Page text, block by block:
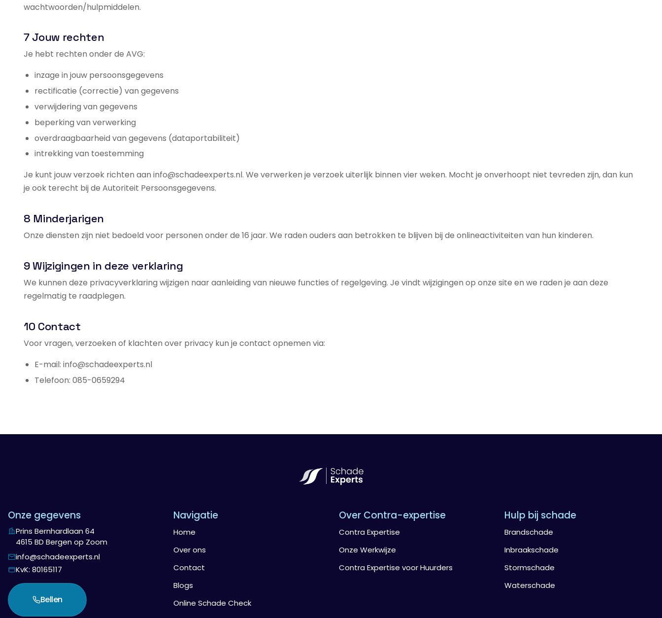
wachtwoorden/hulpmiddelen.
7 Jouw rechten
Je hebt rechten onder de AVG:
inzage in jouw persoonsgegevens
rectificatie (correctie) van gegevens
verwijdering van gegevens
beperking van verwerking
overdraagbaarheid van gegevens (dataportabiliteit)
intrekking van toestemming
Je kunt jouw verzoek richten aan info@schadeexperts.nl. We verwerken je verzoek uiterlijk binnen vier weken. Mocht je onverhoopt niet tevreden zijn, dan kun
je ook terecht bij de Autoriteit Persoonsgegevens.
8 Minderjarigen
Onze diensten zijn niet bedoeld voor personen onder de 16 jaar. We raden ouders aan betrokken te blijven bij de onlineactiviteiten van hun kinderen.
9 Wijzigingen in deze verklaring
We kunnen deze privacyverklaring wijzigen naar aanleiding van nieuwe functies of regelgeving. Je vindt wijzigingen op onze site en we raden je aan deze
regelmatig te raadplegen.
10 Contact
Voor vragen, verzoeken of klachten over privacy kun je contact opnemen via:
E-mail: info@schadeexperts.nl
Telefoon: 085-0659294
Onze gegevens
Prins Bernhardlaan 64
4615 BD Bergen op Zoom
info@schadeexperts.nl
KvK: 80165117
Bellen
Navigatie
Home
Over ons
Contact
Blogs
Online Schade Check
Over Contra-expertise
Contra Expertise
Onze Werkwijze
Contra Expertise voor Huurders
Hulp bij schade
Brandschade
Inbraakschade
Stormschade
Waterschade